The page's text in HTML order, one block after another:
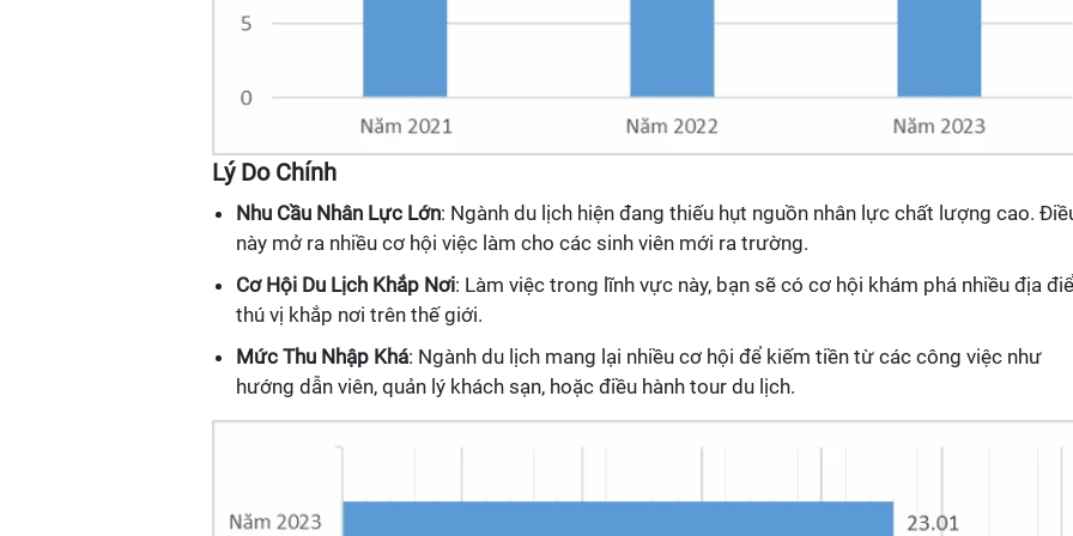
Lý Do Chính
Nhu Cầu Nhân Lực Lớn: Ngành du lịch hiện đang thiếu hụt nguồn nhân lực chất lượng cao.
này mở ra nhiều cơ hội việc làm cho các sinh viên mới ra trường.
Cơ Hội Du Lịch Khắp Nơi: Làm việc trong lĩnh vực này, bạn sẽ có cơ hội khám phá nhiều địa
thú vị khắp nơi trên thế giới.
Mức Thu Nhập Khá: Ngành du lịch mang lại nhiều cơ hội để kiếm tiền từ các công việc như
hướng dẫn viên, quản lý khách sạn, hoặc điều hành tour du lịch.